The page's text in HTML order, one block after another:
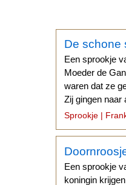
De schone
Een sprookje
Moeder de
waren dat ze
Zij gingen naar
bedevaarten...
Sprookje |
Een sprookje
koningin